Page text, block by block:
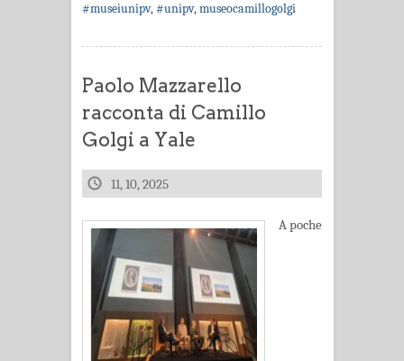
#museiunipv,#unipv,museocamillogolgi
Paolo Mazzarello
racconta di Camillo
Golgi a Yale
11, 10, 2025
A poche